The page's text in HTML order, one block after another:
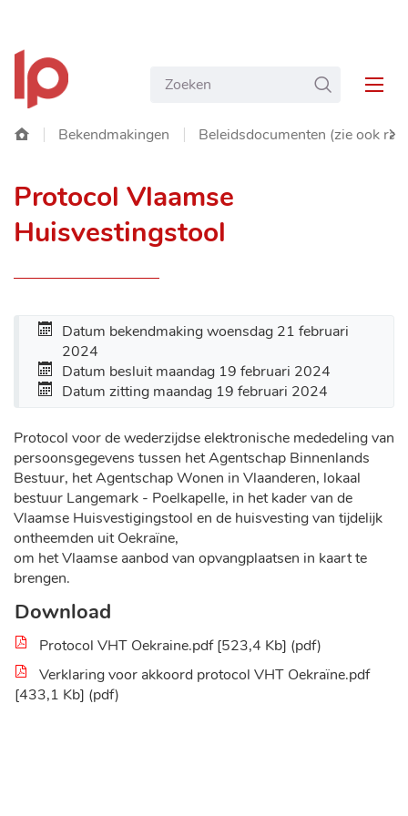
Gemeente
Langemark-
Poelkapelle
Wat
zoekt
ZOEKEN
Startpagina
Bekendmakingen Beleidsdocumenten (zie ook
Protocol Vlaamse
Huisvestingstool
Datum bekendmakingwoensdag 21 februari
2024
Datum besluitmaandag 19 februari 2024
Datum zitting maandag 19 februari 2024
Protocol voor de wederzijdse elektronische mededeling van
persoonsgegevens tussen het Agentschap Binnenlands
Bestuur, het Agentschap Wonen in Vlaanderen, lokaal
bestuur Langemark - Poelkapelle, in het kader van de
Vlaamse Huisvestigingstool en de huisvesting van tijdelijk
ontheemden uit Oekraïne,
om het Vlaamse aanbod van opvangplaatsen in kaart te
brengen.
Download
Protocol VHT Oekraine.pdf 523,4 Kb
pdf
Verklaring voor akkoord protocol VHT Oekraïne.pdf
433,1 Kb
pdf